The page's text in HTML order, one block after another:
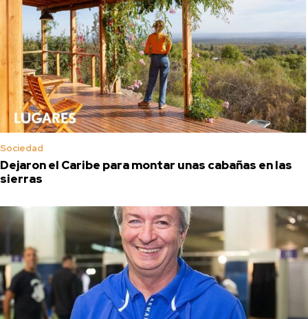
Sociedad
Dejaron el Caribe para montar unas cabañas en las
sierras